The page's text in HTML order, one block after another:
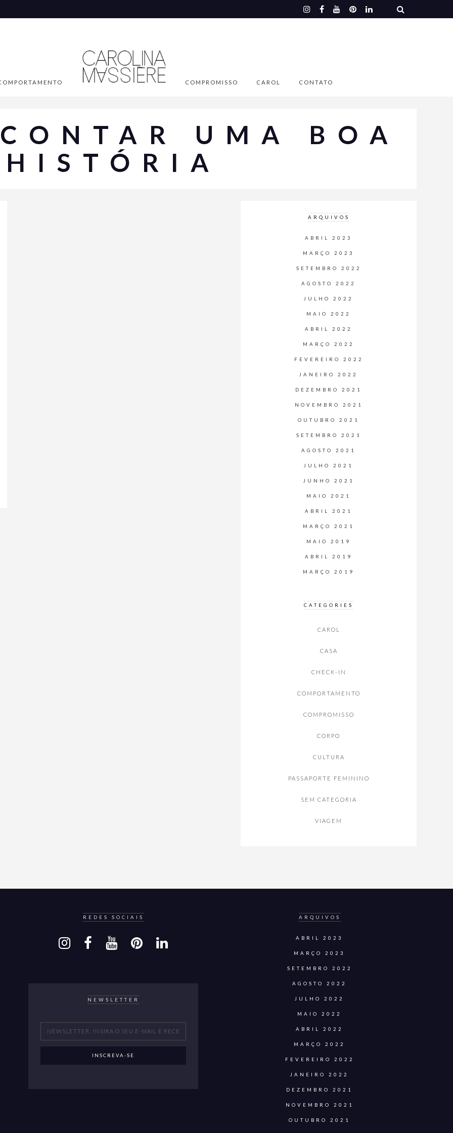
COMPROMISSO CAROL CONTATO
UMA BOA
HISTÓRIA
ARQUIVOS
ABRIL 2023
MARÇO 2023
SETEMBRO 2022
AGOSTO 2022
JULHO 2022
MAIO 2022
ABRIL 2022
MARÇO 2022
FEVEREIRO 2022
JANEIRO 2022
DEZEMBRO 2021
NOVEMBRO 2021
OUTUBRO 2021
SETEMBRO 2021
AGOSTO 2021
JULHO 2021
JUNHO 2021
MAIO 2021
ABRIL 2021
MARÇO 2021
MAIO 2019
ABRIL 2019
MARÇO 2019
CATEGORIES
CAROL
CASA
CHECK-IN
COMPORTAMENTO
COMPROMISSO
CORPO
CULTURA
PASSAPORTE FEMININO
SEM CATEGORIA
VIAGEM
REDES SOCIAIS
NEWSLETTER
ARQUIVOS
ABRIL 2023
MARÇO 2023
SETEMBRO 2022
AGOSTO 2022
JULHO 2022
MAIO 2022
ABRIL 2022
MARÇO 2022
FEVEREIRO 2022
JANEIRO 2022
DEZEMBRO 2021
NOVEMBRO 2021
OUTUBRO 2021